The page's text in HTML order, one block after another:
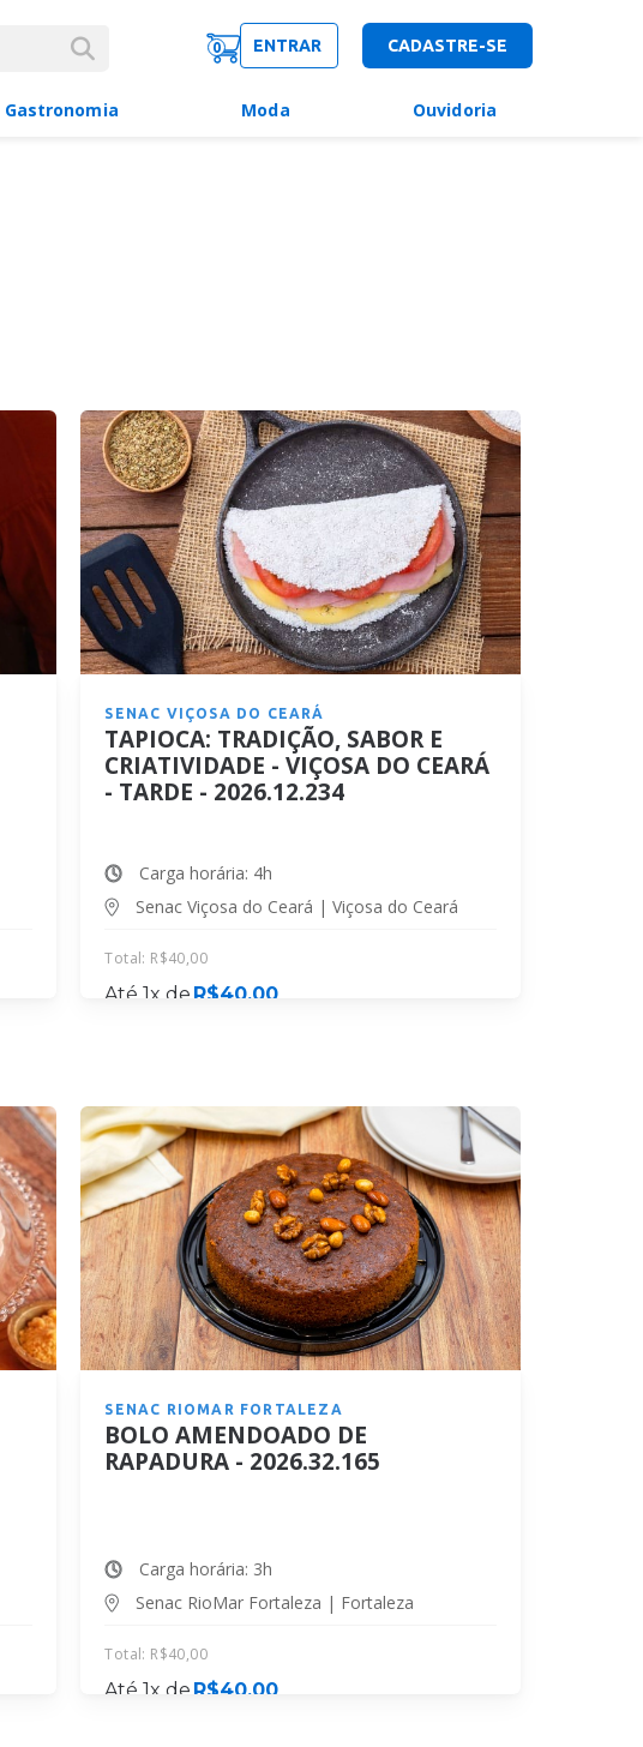
0 ENTRAR CADASTRE-SE
Gastronomia Moda Ouvidoria
SENAC VIÇOSA DO CEARÁ
TAPIOCA: TRADIÇÃO, SABOR E
CRIATIVIDADE - VIÇOSA DO CEARÁ
- TARDE - 2026.12.234
Carga horária: 4h
Senac Viçosa do Ceará | Viçosa do Ceará
Total: R$40,00
Até 1x de R$40,00
SENAC RIOMAR FORTALEZA
BOLO AMENDOADO DE
RAPADURA - 2026.32.165
Carga horária: 3h
Senac RioMar Fortaleza | Fortaleza
Total: R$40,00
Até 1x de R$40,00